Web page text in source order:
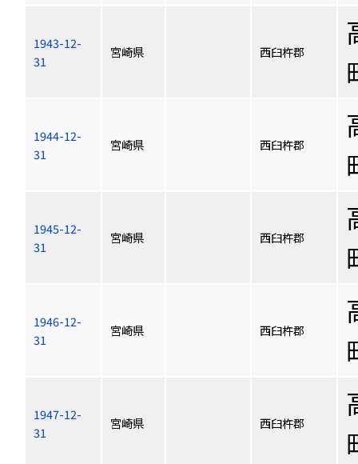
1943-12-
31
宮崎県 西臼杵郡
1944-12-
31
宮崎県 西臼杵郡
1945-12-
31
宮崎県 西臼杵郡
1946-12-
31
宮崎県 西臼杵郡
1947-12-
31
宮崎県 西臼杵郡